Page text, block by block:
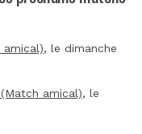
, le dimanche
amical), le